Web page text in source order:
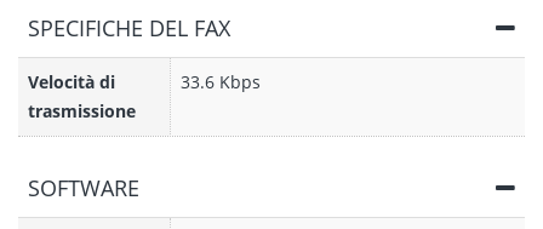
SPECIFICHE DEL FAX
Velocità di
trasmissione
33.6 Kbps
SOFTWARE